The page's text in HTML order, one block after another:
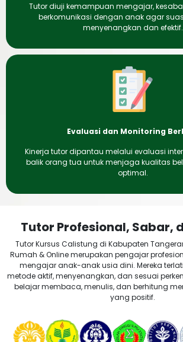
Tutor diuji kemampuan mengajar,
berkomunikasi dengan anak agar
menyenangkan dan efektif.
Evaluasi dan Monitoring
Kinerja tutor dipantau melalui evaluasi
balik orang tua untuk menjaga kualitas
optimal.
Tutor Profesional, Sabar,
Tutor Kursus Calistung di Kabupaten
Rumah & Online merupakan pengajar
mengajar anak-anak usia dini. Mereka
metode aktif, menyenangkan, dan sesuai
belajar membaca, menulis, dan berhitung
yang positif.